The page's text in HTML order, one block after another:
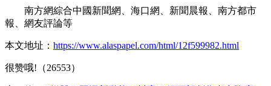
南方網綜合中國新聞網、海口網、新聞晨報、南方都市
報、網友評論等
本文地址： https://www.alaspapel.com/html/12f599982.html
很赞哦!（26553）